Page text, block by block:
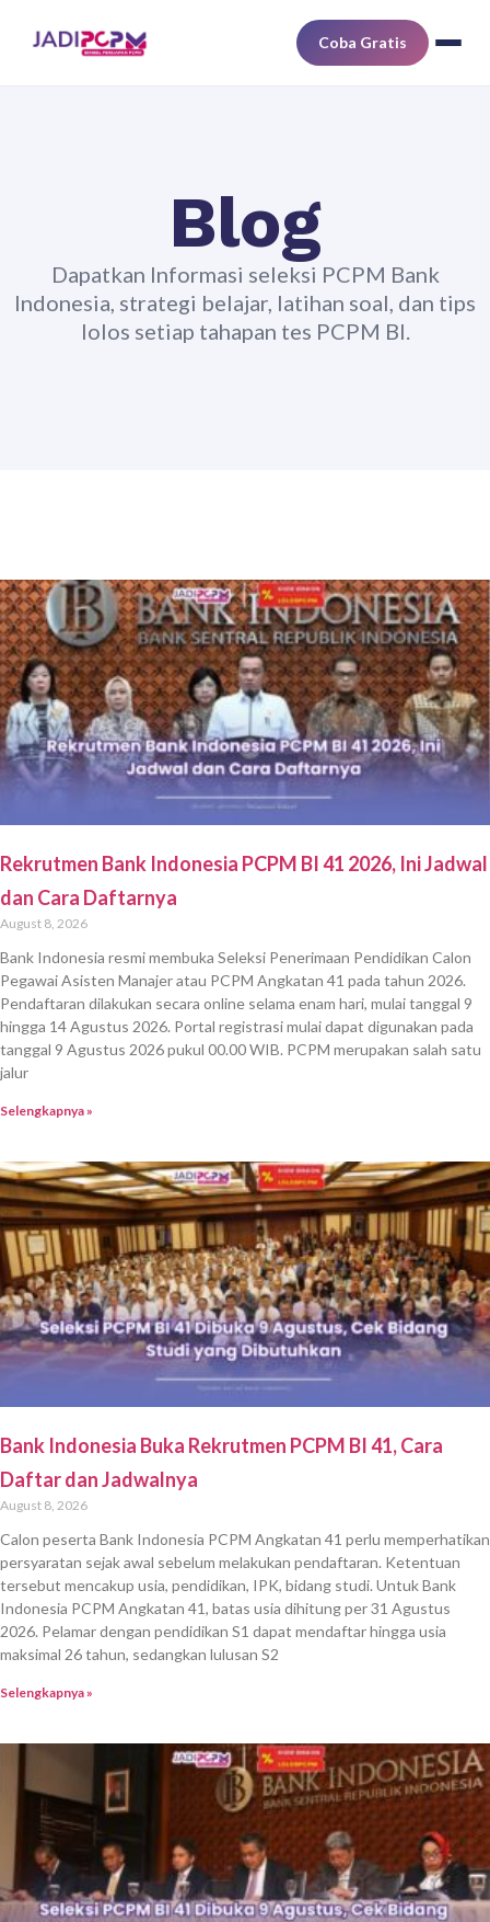
Coba Gratis
Blog
Dapatkan Informasi seleksi PCPM Bank
Indonesia, strategi belajar, latihan soal, dan tips
lolos setiap tahapan tes PCPM BI.
Rekrutmen Bank Indonesia PCPM BI 41 2026, Ini Jadwal
dan Cara Daftarnya
August 8, 2026
Bank Indonesia resmi membuka Seleksi Penerimaan Pendidikan Calon
Pegawai Asisten Manajer atau PCPM Angkatan 41 pada tahun 2026.
Pendaftaran dilakukan secara online selama enam hari, mulai tanggal 9
hingga 14 Agustus 2026. Portal registrasi mulai dapat digunakan pada
tanggal 9 Agustus 2026 pukul 00.00 WIB. PCPM merupakan salah satu
jalur
Selengkapnya »
Bank Indonesia Buka Rekrutmen PCPM BI 41, Cara
Daftar dan Jadwalnya
August 8, 2026
Calon peserta Bank Indonesia PCPM Angkatan 41 perlu memperhatikan
persyaratan sejak awal sebelum melakukan pendaftaran. Ketentuan
tersebut mencakup usia, pendidikan, IPK, bidang studi. Untuk Bank
Indonesia PCPM Angkatan 41, batas usia dihitung per 31 Agustus
2026. Pelamar dengan pendidikan S1 dapat mendaftar hingga usia
maksimal 26 tahun, sedangkan lulusan S2
Selengkapnya »